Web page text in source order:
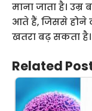
माना जाता है।
आते हैं, जिससे होने
खतरा बढ़ सकता है।
Related